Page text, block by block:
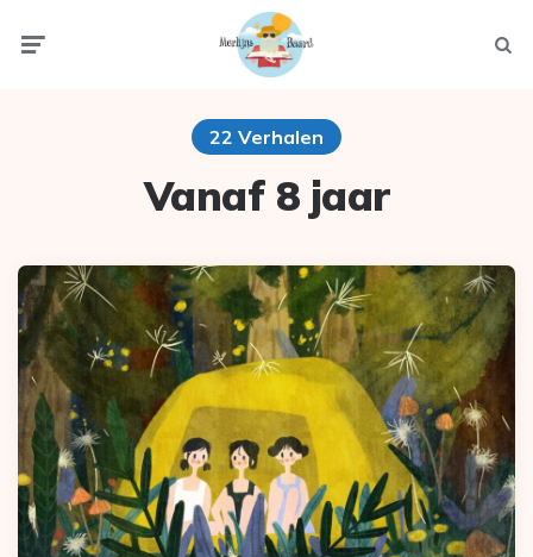
22 Verhalen
Vanaf 8 jaar